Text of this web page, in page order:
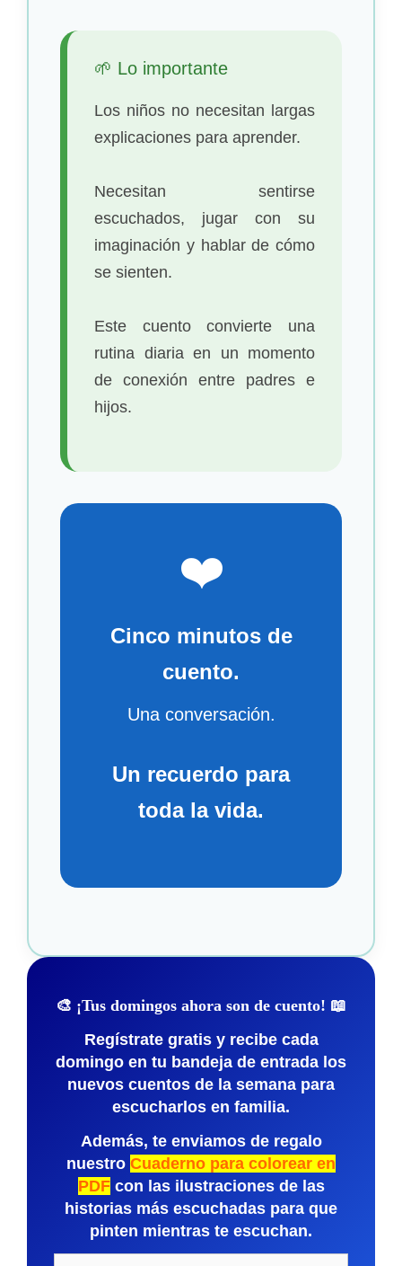
🌱 Lo importante
Los niños no necesitan largas
explicaciones para aprender.
Necesitan sentirse
escuchados, jugar con su
imaginación y hablar de cómo
se sienten.
Este cuento convierte una
rutina diaria en un momento
de conexión entre padres e
hijos.
❤️
Cinco minutos de
cuento.
Una conversación.
Un recuerdo para
toda la vida.
🎨 ¡Tus domingos ahora son de cuento! 📖
Regístrate gratis y recibe cada
domingo en tu bandeja de entrada los
nuevos cuentos de la semana para
escucharlos en familia.
Además, te enviamos de regalo
nuestro Cuaderno para colorear en
PDFcon las ilustraciones de las
historias más escuchadas para que
pinten mientras te escuchan.